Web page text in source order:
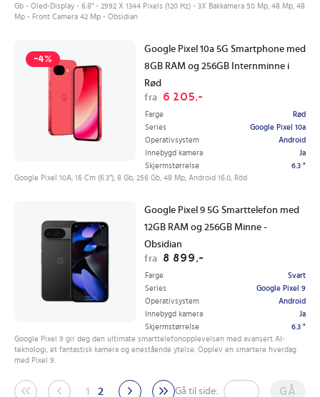
Gb - Oled-Display - 6.8" - 2992 X 1344 Pixels (120 Hz) - 3X Bakkamera 50 Mp, 48 Mp, 48
Mp - Front Camera 42 Mp - Obsidian
-4%
Google Pixel 10a 5G Smartphone med
8GB RAM og 256GB Internminne i
Rød
fra
6 205,-
Farge
Rød
Series
Google Pixel 10a
Operativsystem
Android
Innebygd kamera
Ja
Skjermstørrelse
6.3 "
Google Pixel 10A, 16 Cm (6.3"), 8 Gb, 256 Gb, 48 Mp, Android 16.0, Röd
Google Pixel 9 5G Smarttelefon med
12GB RAM og 256GB Minne -
Obsidian
fra
8 899,-
Farge
Svart
Series
Google Pixel 9
Operativsystem
Android
Innebygd kamera
Ja
Skjermstørrelse
6.3 "
Google Pixel 9 gir deg den ultimate smarttelefonopplevelsen med avansert AI-
teknologi, et fantastisk kamera og enestående ytelse. Opplev en smartere hverdag
med Pixel 9.
1 2 Gå til side: GÅ